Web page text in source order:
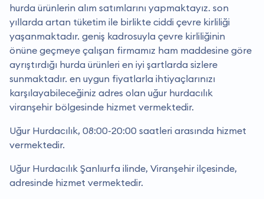
hurda ürünlerin alım satımlarını yapmaktayız. son
yıllarda artan tüketim ile birlikte ciddi çevre kirliliği
yaşanmaktadır. geniş kadrosuyla çevre kirliliğinin
önüne geçmeye çalışan firmamız ham maddesine göre
ayrıştırdığı hurda ürünleri en iyi şartlarda sizlere
sunmaktadır. en uygun fiyatlarla ihtiyaçlarınızı
karşılayabileceğiniz adres olan uğur hurdacılık
viranşehir bölgesinde hizmet vermektedir.
Uğur Hurdacılık, 08:00-20:00 saatleri arasında hizmet
vermektedir.
Uğur Hurdacılık Şanlıurfa ilinde, Viranşehir ilçesinde,
adresinde hizmet vermektedir.